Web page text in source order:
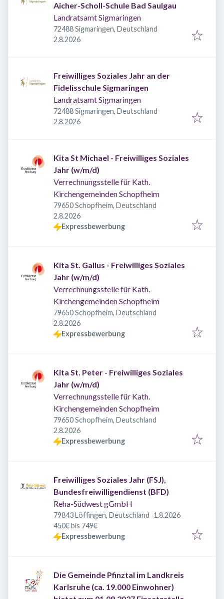
Aicher-Scholl-Schule Bad Saulgau
Landratsamt Sigmaringen
72488 Sigmaringen, Deutschland
Veröffentlicht
2.8.2026
Freiwilliges Soziales Jahr an der
Fidelisschule Sigmaringen
Landratsamt Sigmaringen
72488 Sigmaringen, Deutschland
Veröffentlicht
2.8.2026
Kita St Michael - Freiwilliges Soziales
Jahr (w/m/d)
Verrechnungsstelle für Kath.
Kirchengemeinden Schopfheim
79650 Schopfheim, Deutschland
Veröffentlicht
2.8.2026
Expressbewerbung
Kita St. Gallus - Freiwilliges Soziales
Jahr (w/m/d)
Verrechnungsstelle für Kath.
Kirchengemeinden Schopfheim
79650 Schopfheim, Deutschland
Veröffentlicht
2.8.2026
Expressbewerbung
Kita St. Peter - Freiwilliges Soziales
Jahr (w/m/d)
Verrechnungsstelle für Kath.
Kirchengemeinden Schopfheim
79650 Schopfheim, Deutschland
Veröffentlicht
2.8.2026
Expressbewerbung
Freiwilliges Soziales Jahr (FSJ),
Bundesfreiwilligendienst (BFD)
Reha-Südwest gGmbH
79843 Löffingen, Deutschland Veröffentlicht
1.8.2026
450€ bis 749€
Expressbewerbung
Die Gemeinde Pfinztal im Landkreis
Karlsruhe (ca. 19.000 Einwohner)